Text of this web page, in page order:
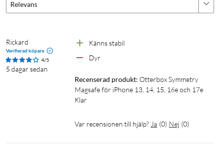
Relevans
Rickard
Verifierad köpare
4/5
5 dagar sedan
Känns stabil
Dyr
Recenserad produkt: Otterbox Symmetry
Magsafe för iPhone 13, 14, 15, 16e och 17e
Klar
Var recensionen till hjälp? Ja (0) Nej (0)